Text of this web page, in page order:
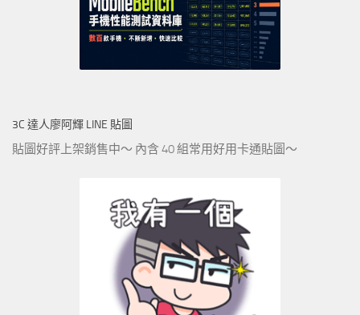
3C 達人廖阿輝 LINE 貼圖
貼圖好評上架銷售中～ 內含 40 組常用好用卡通貼圖～